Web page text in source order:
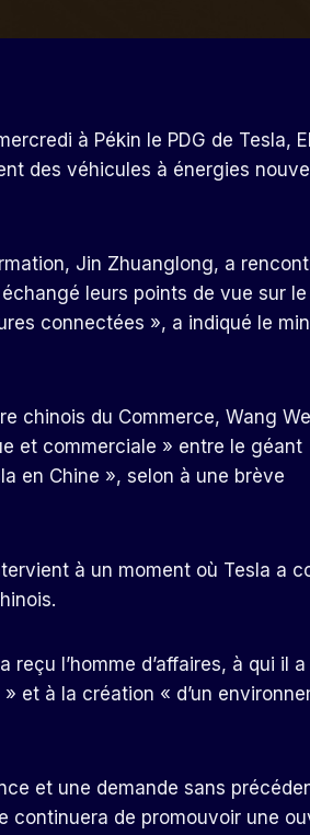
à Pékin le PDG de Tesla,
des véhicules à énergies
Jin Zhuanglong, a
échangé leurs points de vue sur le
connectées », a indiqué le
chinois du Commerce, Wang
et commerciale » entre le géant
en Chine », selon à une brève
à un moment où Tesla a
l’homme d’affaires, à qui il
et à la création « d’un
et une demande sans
continuera de promouvoir une